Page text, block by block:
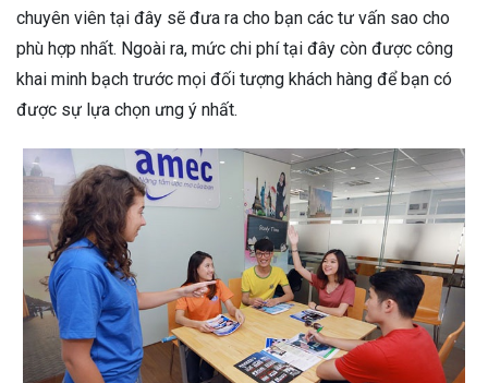
chuyên viên tại đây sẽ đưa ra cho bạn các tư vấn sao cho
phù hợp nhất. Ngoài ra, mức chi phí tại đây còn được công
khai minh bạch trước mọi đối tượng khách hàng để bạn có
được sự lựa chọn ưng ý nhất.